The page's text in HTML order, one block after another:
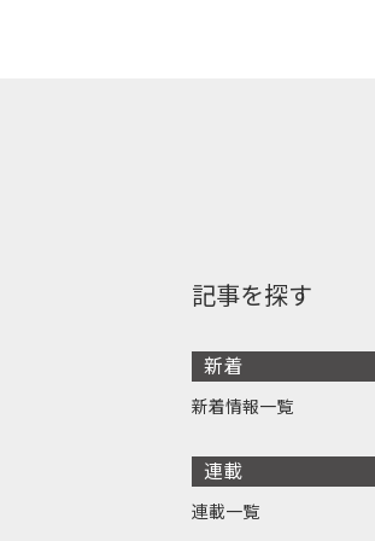
記事を探す
新着
新着情報一覧
連載
連載一覧